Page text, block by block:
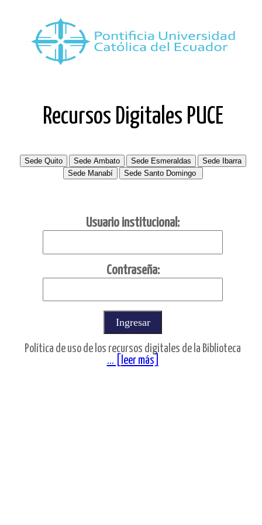
Recursos Digitales PUCE
Usuario institucional:
Contraseña:
Política de uso de los recursos digitales de la Biblioteca
... [leer más]